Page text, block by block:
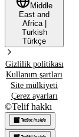
Middle
East and
Africa|
Turkish
Türkçe
Gizlilik politikası
Kullanım şartları
Site mülkiyeti
Çerez ayarları
©Telif hakkı